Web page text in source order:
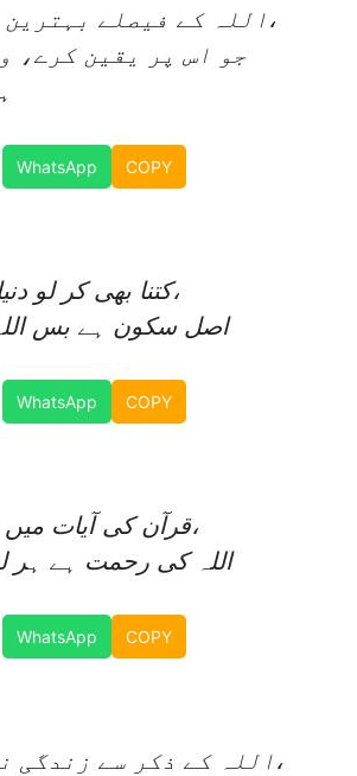
اللہ کے فیصلے بہترین ہوتے ہیں،
جو اس پر یقین کرے،
WhatsApp COPY
کتنا بھی کر لو دنیا میں چرچا،
اصل سکون ہے بس اللہ
WhatsApp COPY
قرآن کی آیات میں ہے روشنی،
اللہ کی رحمت ہے ہر
WhatsApp COPY
اللہ کے ذکر سے زندگی نکھرتی ہے،